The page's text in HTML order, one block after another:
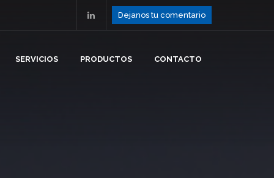
Dejanos tu comentario
SERVICIOS PRODUCTOS CONTACTO